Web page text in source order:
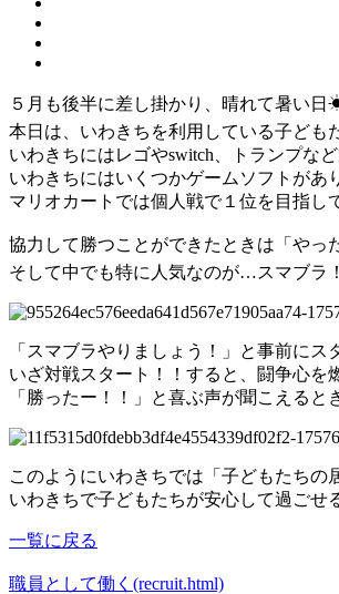
５月も後半に差し掛かり、晴れて暑い
本日は、いわきちを利用している子ど
いわきちにはレゴやswitch、トランプな
いわきちにはいくつかゲームソフトがあ
マリオカートでは個人戦で１位を目指し
協力して勝つことができたときは「やっ
そして中でも特に人気なのが…スマブラ
「スマブラやりましょう！」と事前に
いざ対戦スタート！！すると、闘争心を
「勝ったー！！」と喜ぶ声が聞こえる
このようにいわきちでは「子どもたちの
いわきちで子どもたちが安心して過ご
一覧に戻る
職員として働く(recruit.html)